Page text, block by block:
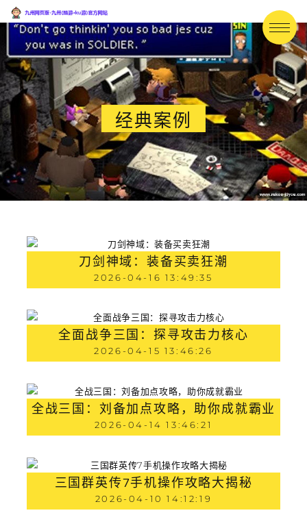
经典案例
刀剑神域：装备买卖狂潮
2026-04-16 13:49:35
全面战争三国：探寻攻击力核心
2026-04-15 13:46:26
全战三国：刘备加点攻略，助你成就霸业
2026-04-14 13:46:21
三国群英传7手机操作攻略大揭秘
2026-04-10 14:12:19